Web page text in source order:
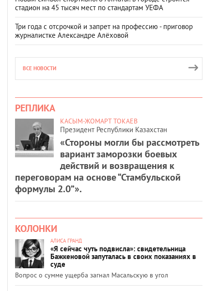
стадион на 45 тысяч мест по стандартам УЕФА
Три года с отсрочкой и запрет на профессию - приговор
журналистке Александре Алёховой
ВСЕ НОВОСТИ
РЕПЛИКА
КАСЫМ-ЖОМАРТ ТОКАЕВ
Президент Республики Казахстан
«Стороны могли бы рассмотреть
вариант заморозки боевых
действий и возвращения к
переговорам на основе “Стамбульской
формулы 2.0”».
КОЛОНКИ
АЛИСА ГРАНД
«Я сейчас чуть подвисла»: свидетельница
Бажкеновой запуталась в своих показаниях в
суде
Вопрос о сумме ущерба загнал Масальскую в угол